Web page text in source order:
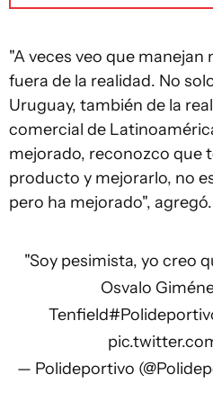
"A veces veo que
fuera de la realidad. No
Uruguay, también de la
comercial de
mejorado, reconozco que
producto y mejorarlo, no
pero ha mejorado", agregó.
"Soy pesimista, yo creo
Osvalo
Tenfield
— Polideportivo